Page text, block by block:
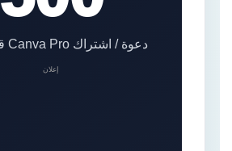
دعوة / اشتراك Canva Pro قابل للبيع
إعلان